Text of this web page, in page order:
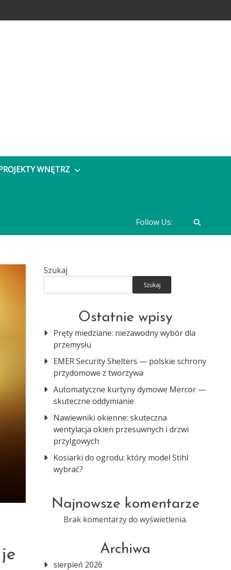
WNĘTRZ
Follow Us:
Szukaj
Szukaj
Ostatnie wpisy
Pręty miedziane: niezawodny wybór dla
przemysłu
EMER Security Shelters — polskie schrony
przydomowe z tworzywa
Automatyczne kurtyny dymowe Mercor —
skuteczne oddymianie
Nawiewniki okienne: skuteczna
wentylacja okien przesuwnych i drzwi
przylgowych
Kosiarki do ogrodu: który model Stihl
wybrać?
Najnowsze komentarze
Brak komentarzy do wyświetlenia.
Archiwa
sierpień 2026